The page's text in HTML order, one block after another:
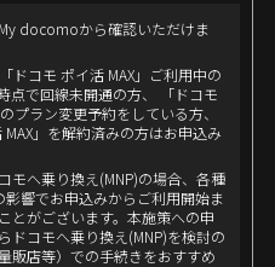
docomoから確認いただけま
ドコモ ポイ活 MAX」ご利用中の
点で回線未開通の方、 「ドコモ
プラン変更予約をしている方、
MAX」を解約済みの方はお申込み
モへ乗り換え(MNP)の場合、各種
響でお申込みからご利用開始ま
とがございます。本施策への申
ドコモへ乗り換え(MNP)を検討の
販店等）での手続きをおすすめ